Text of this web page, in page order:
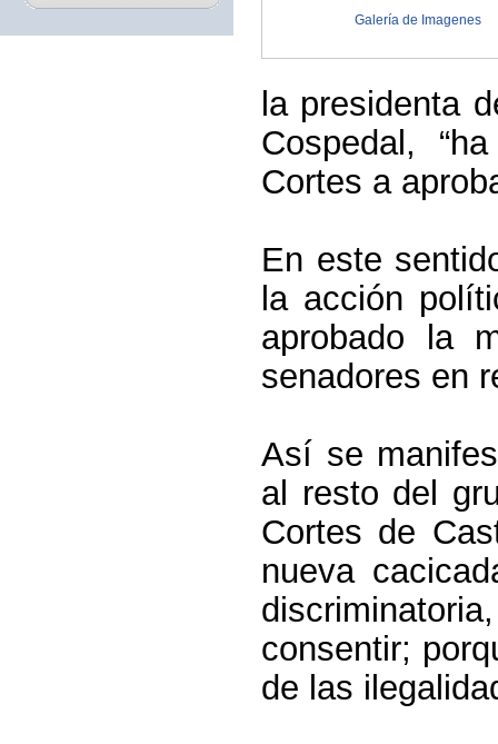
Galería de Imagenes
la presidenta
Cospedal,
Cortes a
En este
la acción
aprobado la
senadores en
Así se
al resto del
Cortes de
nueva
consentir;
de las